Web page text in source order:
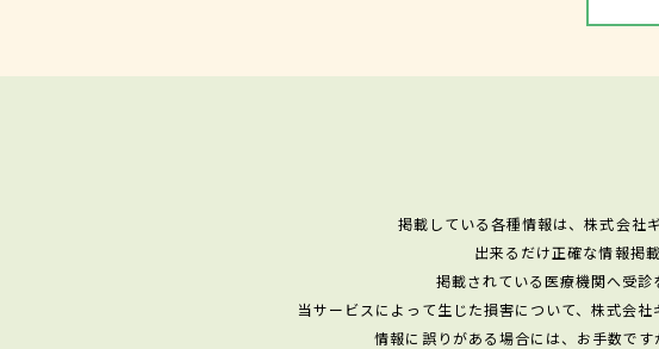
掲載している各種情報は、株式会社
出来るだけ正確な情報掲
掲載されている医療機関へ受診
当サービスによって生じた損害について、株式会
情報に誤りがある場合には、お手数で